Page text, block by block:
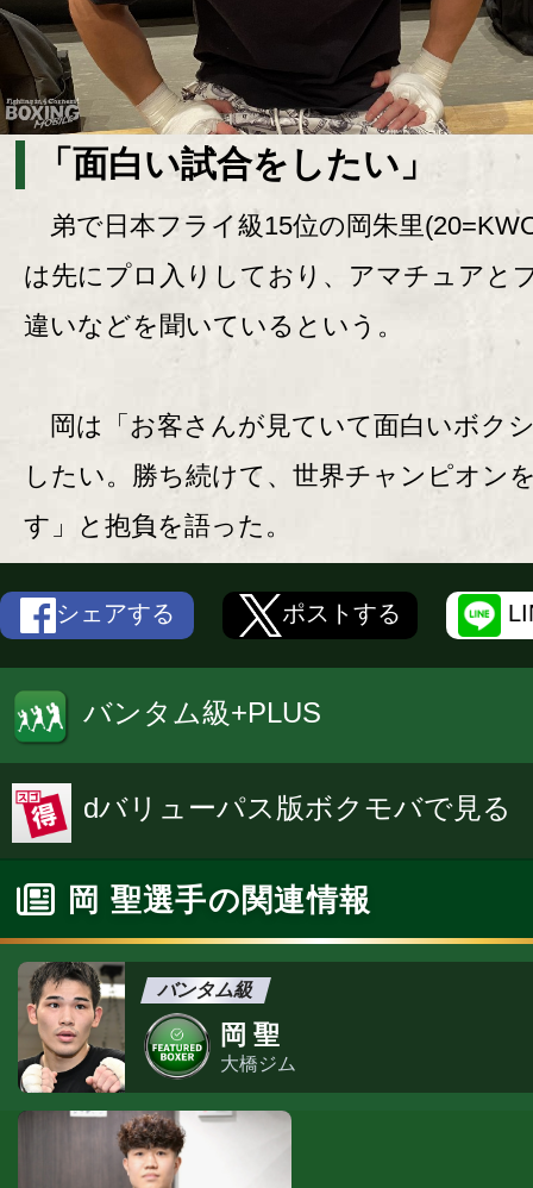
「面白い試合をしたい」
弟で日本フライ級15位の岡朱里
は先にプロ入りしており、アマチュアと
違いなどを聞いているという。
岡は「お客さんが見ていて面白いボク
したい。勝ち続けて、世界チャンピオン
す」と抱負を語った。
シェアする ポストする
バンタム級+PLUS
dバリューパス版ボクモバで見る
岡 聖選手の関連情報
バンタム級
岡 聖
大橋ジム